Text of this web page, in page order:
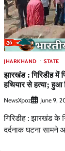
JHARKHAND STATE
झारखंड : गिरिडीह में
हथियार से हत्या; हुआ
NewsXpoz June 9,
गिरिडीह : झारखंड के
दर्दनाक घटना